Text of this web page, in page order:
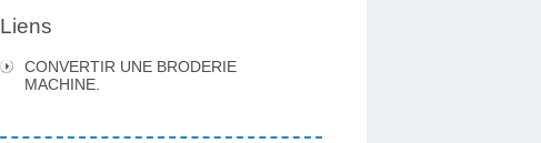
Liens
CONVERTIR UNE BRODERIE
MACHINE.